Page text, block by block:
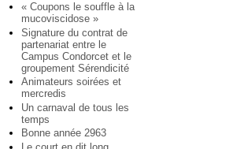
« Coupons le souffle à la
mucoviscidose »
Signature du contrat de
partenariat entre le
Campus Condorcet et le
groupement Sérendicité
Animateurs soirées et
mercredis
Un carnaval de tous les
temps
Bonne année 2963